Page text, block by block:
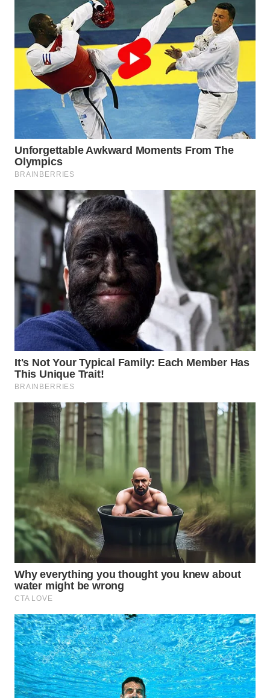
WN
BINTAN
WN
MANDALIKA
WN
LIKUPANG
WN
LABUANBAJO
WN
BORNEO
Media
Group
WAHANA
NEWS
WAHANA
WAHANA
ADVOKAT
WAHANA
INFRASTRUKTUR
WAHANA
KONSUMEN
WAHANA
LISTRIK
WAHANA
TRAVEL
WAHANA
TV
WAHANANEWS
ID
WAHANANEWS